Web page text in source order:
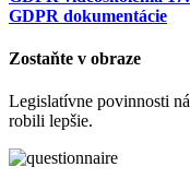
GDPR dokumentácie
Zostaňte v obraze
Legislatívne povinnosti
robili lepšie.